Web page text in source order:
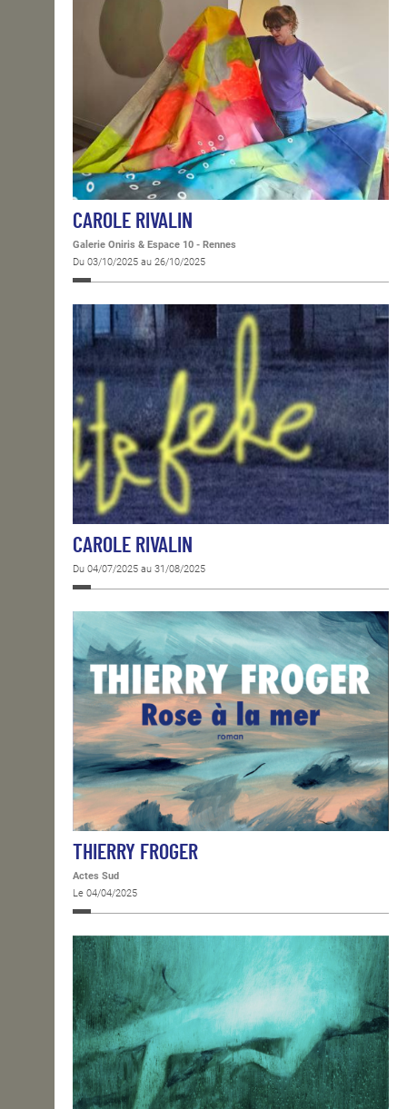
CAROLE RIVALIN
Galerie Oniris & Espace 10 - Rennes
Du 03/10/2025 au 26/10/2025
CAROLE RIVALIN
Du 04/07/2025 au 31/08/2025
THIERRY FROGER
Actes Sud
Le 04/04/2025